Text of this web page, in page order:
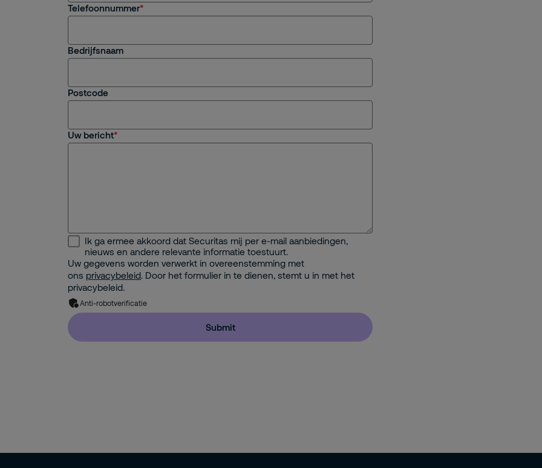
Ik werk al bij Securitas
Telefoonnummer
Bedrijfsnaam
Postcode
Uw bericht
Ik ga ermee akkoord dat Securitas mij per e-mail aanbiedingen,
nieuws en andere relevante informatie toestuurt.
Uw gegevens worden verwerkt in overeenstemming met
ons privacybeleid. Door het formulier in te dienen, stemt u in met het
privacybeleid.
Anti-robotverificatie
Submit